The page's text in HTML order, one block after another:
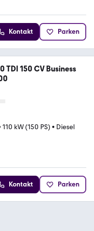
Kontakt Parken
TDI 150 CV Business
110 kW (150 PS) • Diesel
Kontakt Parken